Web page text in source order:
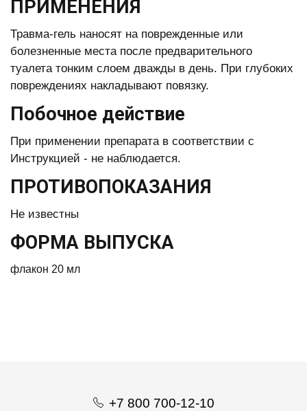
ПРИМЕНЕНИЯ
Травма-гель наносят на поврежденные или
болезненные места после предварительного
туалета тонким слоем дважды в день. При глубоких
повреждениях накладывают повязку.
Побочное действие
При применении препарата в соответствии с
Инструкцией - не наблюдается.
ПРОТИВОПОКАЗАНИЯ
Не известны
ФОРМА ВЫПУСКА
флакон 20 мл
+7 800 700-12-10